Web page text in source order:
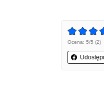
Ocena: 5/5 (2)